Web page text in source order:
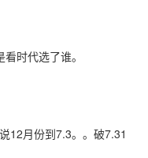
时代选了谁。
12月份到7.3。。破7.31